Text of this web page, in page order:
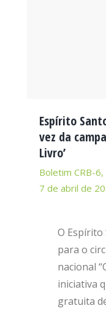
Espírito
vez da
Livro’
Boletim CRB-6,
7 de abril de
O Espírito
para o
nacional
iniciativa
gratuita